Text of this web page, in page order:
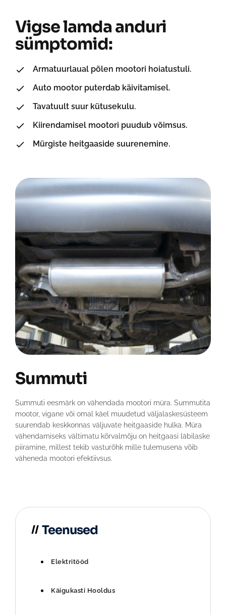
Vigse lamda anduri
sümptomid:
Armatuurlaual põlen mootori hoiatustuli.
Auto mootor puterdab käivitamisel.
Tavatuult suur kütusekulu.
Kiirendamisel mootori puudub võimsus.
Mürgiste heitgaaside suurenemine.
Summuti
Summuti eesmärk on vähendada mootori müra. Summutita
mootor, vigane või omal käel muudetud väljalaskesüsteem
suurendab keskkonnas väljuvate heitgaaside hulka. Müra
vähendamiseks vältimatu kõrvalmõju on heitgaasi läbilaske
piiramine, millest tekib vasturõhk mille tulemusena võib
väheneda mootori efektiivsus.
Teenused
Elektritööd
Käigukasti Hooldus